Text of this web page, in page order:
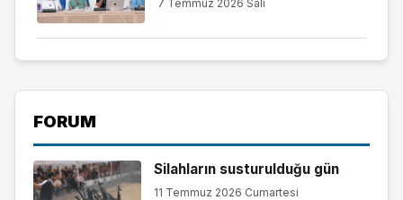
7 Temmuz 2026 Salı
FORUM
Silahların susturulduğu gün
11 Temmuz 2026 Cumartesi